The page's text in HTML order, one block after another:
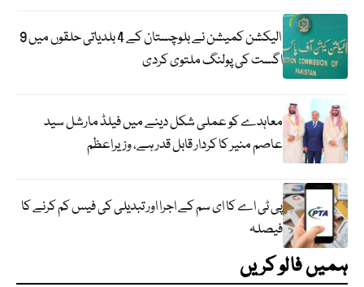
الیکشن کمیشن نے بلوچستان کے 4 بلدیاتی حلقوں میں 9
اگست کی پولنگ ملتوی کردی
معاہدے کو عملی شکل دینے میں فیلڈ مارشل سید
عاصم منیر کا کردار قابل قدر ہے، وزیراعظم
پی ٹی اے کا ای سم کے اجرا اور تبدیلی کی فیس کم کرنے کا
فیصلہ
ہمیں فالو کریں